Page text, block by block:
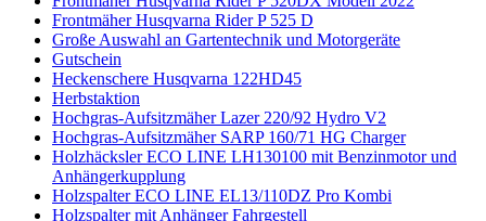
Frontmäher Husqvarna Rider P 525 D
Große Auswahl an Gartentechnik und Motorgeräte
Gutschein
Heckenschere Husqvarna 122HD45
Herbstaktion
Hochgras-Aufsitzmäher Lazer 220/92 Hydro V2
Hochgras-Aufsitzmäher SARP 160/71 HG Charger
Holzhäcksler ECO LINE LH130100 mit Benzinmotor und
Anhängerkupplung
Holzspalter ECO LINE EL13/110DZ Pro Kombi
Holzspalter mit Anhänger Fahrgestell